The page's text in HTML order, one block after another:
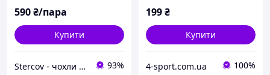
590₴/пара
Купити
Stercov - чохли для сидінь вашого автомобіля 93%
199₴
Купити
4-sport.com.ua 100%